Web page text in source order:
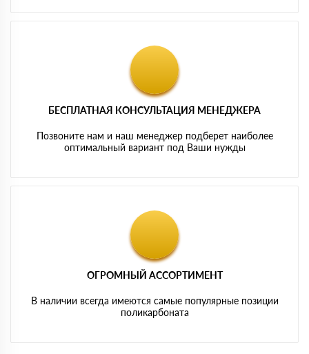
БЕСПЛАТНАЯ КОНСУЛЬТАЦИЯ МЕНЕДЖЕРА
Позвоните нам и наш менеджер подберет наиболее
оптимальный вариант под Ваши нужды
ОГРОМНЫЙ АССОРТИМЕНТ
В наличии всегда имеются самые популярные позиции
поликарбоната